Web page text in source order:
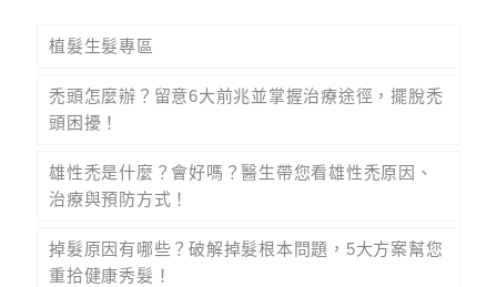
植髮生髮專區
禿頭怎麼辦？留意6大前兆並掌握治療途徑，擺脫禿
頭困擾！
雄性禿是什麼？會好嗎？醫生帶您看雄性禿原因、
治療與預防方式！
掉髮原因有哪些？破解掉髮根本問題，5大方案幫您
重拾健康秀髮！